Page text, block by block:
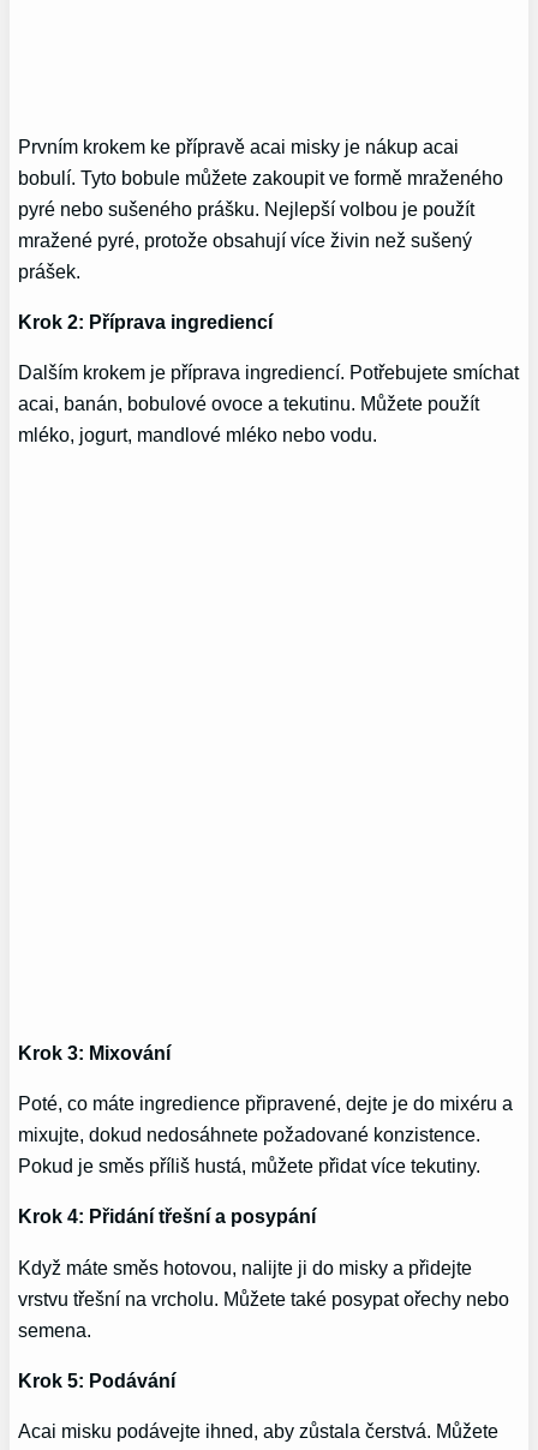
Prvním krokem ke přípravě acai misky je nákup acai
bobulí. Tyto bobule můžete zakoupit ve formě mraženého
pyré nebo sušeného prášku. Nejlepší volbou je použít
mražené pyré, protože obsahují více živin než sušený
prášek.
Krok 2: Příprava ingrediencí
Dalším krokem je příprava ingrediencí. Potřebujete smíchat
acai, banán, bobulové ovoce a tekutinu. Můžete použít
mléko, jogurt, mandlové mléko nebo vodu.
Krok 3: Mixování
Poté, co máte ingredience připravené, dejte je do mixéru a
mixujte, dokud nedosáhnete požadované konzistence.
Pokud je směs příliš hustá, můžete přidat více tekutiny.
Krok 4: Přidání třešní a posypání
Když máte směs hotovou, nalijte ji do misky a přidejte
vrstvu třešní na vrcholu. Můžete také posypat ořechy nebo
semena.
Krok 5: Podávání
Acai misku podávejte ihned, aby zůstala čerstvá. Můžete